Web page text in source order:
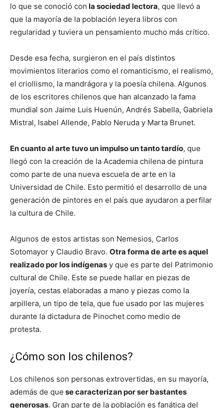
lo que se conoció con la sociedad lectora, que llevó a
que la mayoría de la población leyera libros con
regularidad y tuviera un pensamiento mucho más crítico.
Desde esa fecha, surgieron en el país distintos
movimientos literarios como el romanticismo, el realismo,
el criollismo, la mandrágora y la poesía chilena. Algunos
de los escritores chilenos que han alcanzado la fama
mundial son Jaime Luis Huenún, Andrés Sabella, Gabriela
Mistral, Isabel Allende, Pablo Neruda y Marta Brunet.
En cuanto al arte tuvo un impulso un tanto tardío, que
llegó con la creación de la Academia chilena de pintura
como parte de una nueva escuela de arte en la
Universidad de Chile. Esto permitió el desarrollo de una
generación de pintores en el país que ayudaron a perfilar
la cultura de Chile.
Algunos de estos artistas son Nemesios, Carlos
Sotomayor y Claudio Bravo. Otra forma de arte es aquel
realizado por los indígenas y que es parte del Patrimonio
cultural de Chile. Este se puede hallar en piezas de
joyería, cestas elaboradas a mano y piezas como la
arpillera, un tipo de tela, que fue usado por las mujeres
durante la dictadura de Pinochet como medio de
protesta.
¿Cómo son los chilenos?
Los chilenos son personas extrovertidas, en su mayoría,
además de que se caracterizan por ser bastantes
generosas. Gran parte de la población es fanática del